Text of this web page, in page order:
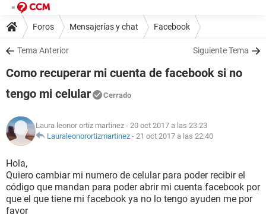
Foros Mensajerías y chat Facebook
Tema Anterior Siguiente Tema
Como recuperar mi cuenta de facebook si no
tengo mi celular
Cerrado
Laura leonor ortiz martinez - 20 oct 2017 a las 23:23
Lauraleonorortizmartinez - 21 oct 2017 a las 22:40
Hola,
Quiero cambiar mi numero de celular para poder recibir el
código que mandan para poder abrir mi cuenta facebook por
que el que tiene mi facebook ya no lo tengo ayuden me por
favor